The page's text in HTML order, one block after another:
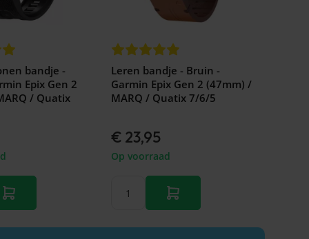
bandje -
Epix Gen 2
/ Quatix
Leren bandje - Bruin -
Garmin Epix Gen 2 (47mm) /
MARQ / Quatix 7/6/5
€ 23,95
Op voorraad